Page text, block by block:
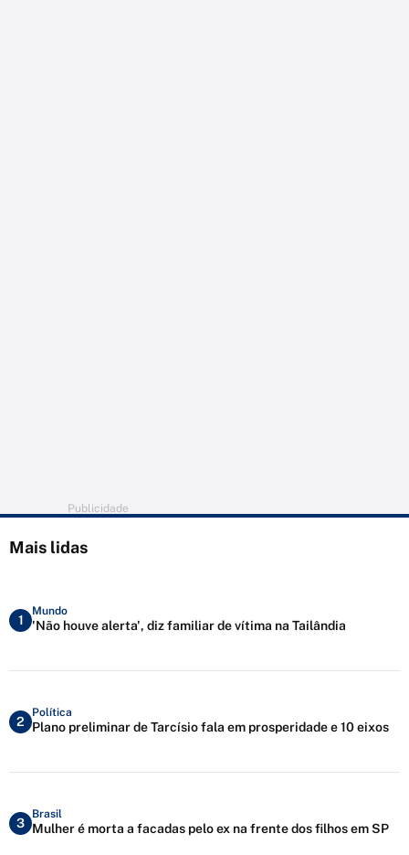
Publicidade
Mais lidas
1
Mundo
'Não houve alerta', diz familiar de vítima na Tailândia
2
Política
Plano preliminar de Tarcísio fala em prosperidade e 10 eixos
3
Brasil
Mulher é morta a facadas pelo ex na frente dos filhos em SP